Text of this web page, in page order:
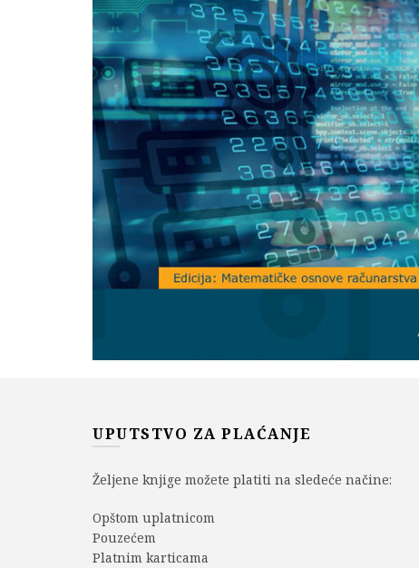
UPUTSTVO ZA PLAĆANJE
Željene knjige možete platiti na sledeće načine:
Opštom uplatnicom
Pouzećem
Platnim karticama